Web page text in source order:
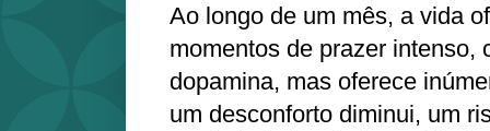
Ao longo de um mês, a vida
momentos de prazer intenso,
dopamina, mas oferece
um desconforto diminui, um